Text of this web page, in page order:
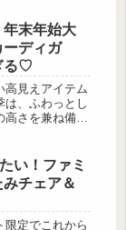
楽しみながら紫
年末年始大
ーディガ
る♡
高見えアイテム
は、ふわっとし
高さを兼ね備え
り、体型カバ
ポイント。今
わせてその魅力
。体型カバー
Vネックニット
い！ファミ
チェア＆
限定でこれから